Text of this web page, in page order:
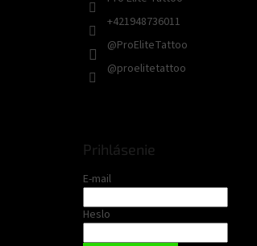
+421948736011
@ProEliteTattoo
@proelitetattoo
Prihlásenie
E-mail
Heslo